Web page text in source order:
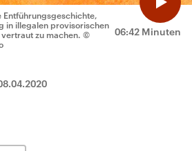
06:42 Minuten
Entführungsgeschichte,
in illegalen provisorischen
zu machen. ©